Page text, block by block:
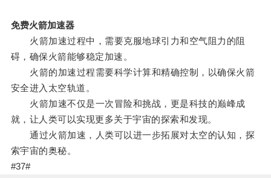
免费火箭加速器
火箭加速过程中，需要克服地球引力和空气阻力的阻
碍，确保火箭能够稳定加速。
火箭的加速过程需要科学计算和精确控制，以确保火箭
安全进入太空轨道。
火箭加速不仅是一次冒险和挑战，更是科技的巅峰成
就，让人类可以实现更多关于宇宙的探索和发现。
通过火箭加速，人类可以进一步拓展对太空的认知，探
索宇宙的奥秘。
#37#